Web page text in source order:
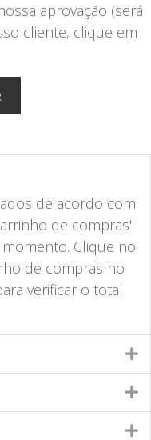
aprovação (será
cliente, clique em
de acordo com
de compras"
Clique no
de compras no
verificar o total